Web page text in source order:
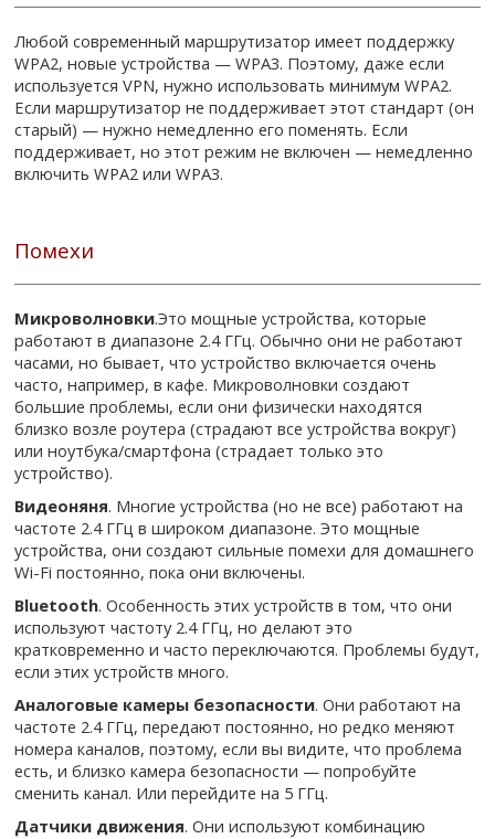
Любой современный маршрутизатор имеет поддержку
WPA2, новые устройства — WPA3. Поэтому, даже если
используется VPN, нужно использовать минимум WPA2.
Если маршрутизатор не поддерживает этот стандарт (он
старый) — нужно немедленно его поменять. Если
поддерживает, но этот режим не включен — немедленно
включить WPA2 или WPA3.
Помехи
Микроволновки.Это мощные устройства, которые
работают в диапазоне 2.4 ГГц. Обычно они не работают
часами, но бывает, что устройство включается очень
часто, например, в кафе. Микроволновки создают
большие проблемы, если они физически находятся
близко возле роутера (страдают все устройства вокруг)
или ноутбука/смартфона (страдает только это
устройство).
Видеоняня. Многие устройства (но не все) работают на
частоте 2.4 ГГц в широком диапазоне. Это мощные
устройства, они создают сильные помехи для домашнего
Wi-Fi постоянно, пока они включены.
Bluetooth. Особенность этих устройств в том, что они
используют частоту 2.4 ГГц, но делают это
кратковременно и часто переключаются. Проблемы будут,
если этих устройств много.
Аналоговые камеры безопасности. Они работают на
частоте 2.4 ГГц, передают постоянно, но редко меняют
номера каналов, поэтому, если вы видите, что проблема
есть, и близко камера безопасности — попробуйте
сменить канал. Или перейдите на 5 ГГц.
Датчики движения. Они используют комбинацию